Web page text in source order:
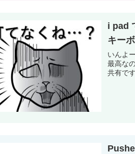
i pad
キー
いんよ
最高な
共有で